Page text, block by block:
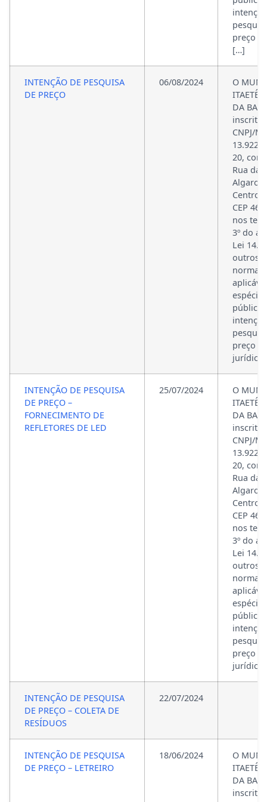
preço
[…]
INTENÇÃO DE PESQUISA
DE PREÇO
06/08/2024
O
ITAETÊ,
DA
inscrito
CNPJ/
20, com
Rua das
Centro,
CEP
nos
3º do
Lei
outros
público
preço
jurídica
INTENÇÃO DE PESQUISA
DE PREÇO –
FORNECIMENTO DE
REFLETORES DE LED
25/07/2024
O
ITAETÊ,
DA
inscrito
CNPJ/
20, com
Rua das
Centro,
CEP
nos
3º do
Lei
outros
público
preço
jurídica
INTENÇÃO DE PESQUISA
DE PREÇO – COLETA DE
RESÍDUOS
22/07/2024
INTENÇÃO DE PESQUISA
DE PREÇO – LETREIRO
18/06/2024
O
ITAETÊ,
DA
inscrito